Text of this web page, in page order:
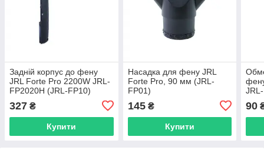
Задній корпус до фену
JRL Forte Pro 2200W JRL-
FP2020H (JRL-FP10)
327 ₴
Купити
Насадка для фену JRL
Forte Pro, 90 мм (JRL-
FP01)
145₴
Купити
90